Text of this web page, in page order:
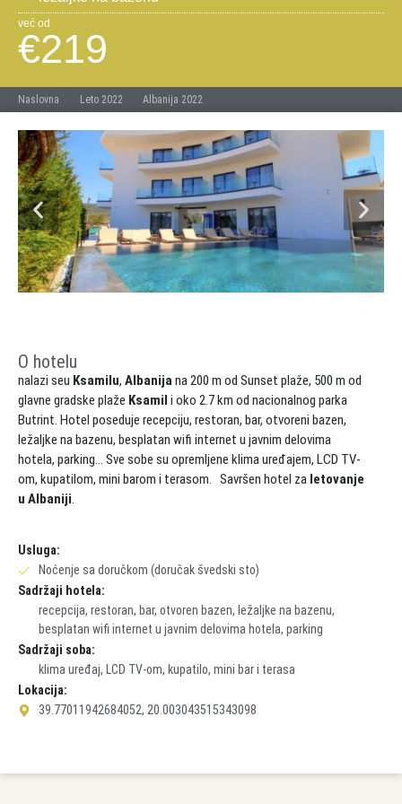
već od
€219
Naslovna Leto 2022 Albanija 2022
O hotelu
nalazi seu Ksamilu, Albanijana 200 m od Sunset plaže, 500 m od
glavne gradske plaže Ksamil i oko 2.7 km od nacionalnog parka
Butrint. Hotel poseduje recepciju, restoran, bar, otvoreni bazen,
ležaljke na bazenu, besplatan wifi internet u javnim delovima
hotela, parking… Sve sobe su opremljene klima uređajem, LCD TV-
om, kupatilom, mini barom i terasom. Savršen hotel za letovanje
u Albaniji.
Usluga:
Noćenje sa doručkom (doručak švedski sto)
Sadržaji hotela:
recepcija, restoran, bar, otvoren bazen, ležaljke na bazenu,
besplatan wifi internet u javnim delovima hotela, parking
Sadržaji soba:
klima uređaj, LCD TV-om, kupatilo, mini bar i terasa
Lokacija:
39.77011942684052, 20.003043515343098